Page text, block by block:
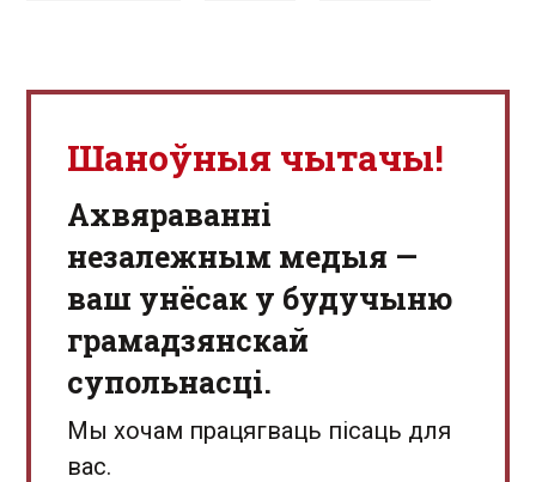
Шаноўныя чытачы!
Aхвяраванні
незалежным медыя —
ваш унёсак у будучыню
грамадзянскай
супольнасці.
Мы хочам працягваць пісаць для
вас.